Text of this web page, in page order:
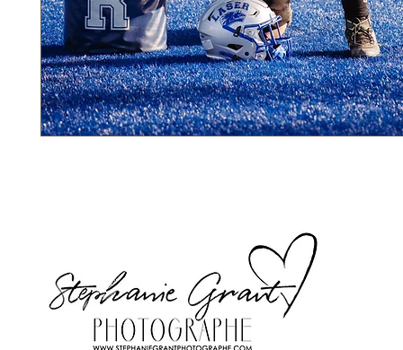
Stephanie Grant ^